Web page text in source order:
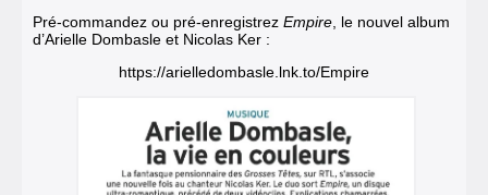
Pré-commandez ou pré-enregistrez Empire , le nouvel album
d’Arielle Dombasle et Nicolas Ker :
https://arielledombasle.lnk.to/Empire